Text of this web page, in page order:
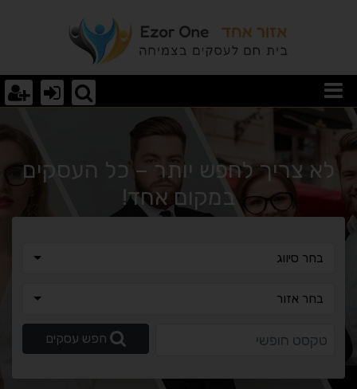
תוצאות חיפוש
לא צריך לחפש יותר – כל העסקים
במקום אחד!
בחר סיווג
בחר אזור
חפש עסקים